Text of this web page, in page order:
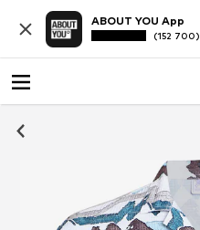
ABOUT YOU App
(152 700)